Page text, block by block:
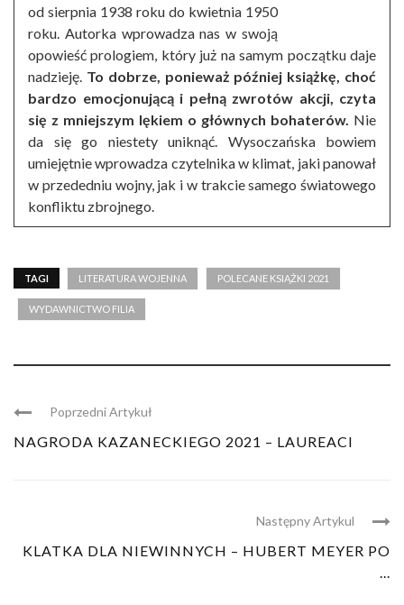
od sierpnia 1938 roku do kwietnia 1950
roku. Autorka wprowadza nas w swoją
opowieść prologiem, który już na samym początku daje
nadzieję. To dobrze, ponieważ później książkę, choć
bardzo emocjonującą i pełną zwrotów akcji, czyta
się z mniejszym lękiem o głównych bohaterów. Nie
da się go niestety uniknąć. Wysoczańska bowiem
umiejętnie wprowadza czytelnika w klimat, jaki panował
w przededniu wojny, jak i w trakcie samego światowego
konfliktu zbrojnego.
TAGI LITERATURA WOJENNA POLECANE KSIĄŻKI 2021
WYDAWNICTWO FILIA
Poprzedni Artykuł
NAGRODA KAZANECKIEGO 2021 – LAUREACI
Następny Artykul
KLATKA DLA NIEWINNYCH – HUBERT MEYER PO
...